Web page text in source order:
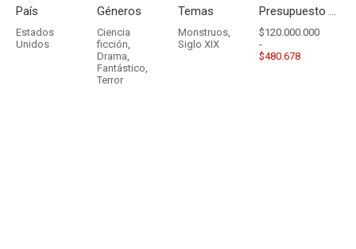
País
Estados
Unidos
Géneros
Ciencia
ficción,
Drama,
Fantástico,
Terror
Temas
Monstruos,
Siglo XIX
Presupuesto - Ingresos
$120.000.000
-
$480.678